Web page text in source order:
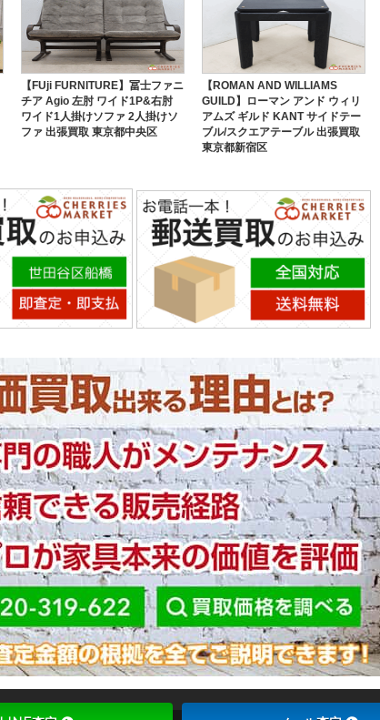
【FUji FURNITURE】冨士ファニ
チア Agio 左肘 ワイド1P&右肘
ワイド1人掛けソファ 2人掛けソ
ファ 出張買取 東京都中央区
【ROMAN AND WILLIAMS
GUILD】ローマン アンド ウィリ
アムズ ギルド KANT サイドテー
ブル/スクエアテーブル 出張買取
東京都新宿区